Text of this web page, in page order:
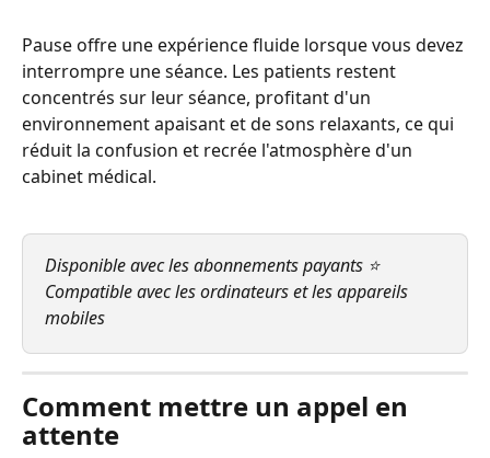
Pause offre une expérience fluide lorsque vous devez
interrompre une séance. Les patients restent
concentrés sur leur séance, profitant d'un
environnement apaisant et de sons relaxants, ce qui
réduit la confusion et recrée l'atmosphère d'un
cabinet médical.
Disponible avec les abonnements payants ⭐
Compatible avec les ordinateurs et les appareils
mobiles
Comment mettre un appel en
attente